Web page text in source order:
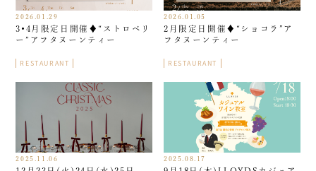
2026.01.29
3•4月限定日開催♦︎“ストロベリ
ー”アフタヌーンティー
RESTAURANT
2026.01.05
2月限定日開催♦︎“ショコラ”ア
フタヌーンティー
RESTAURANT
2025.11.06 2025.08.17